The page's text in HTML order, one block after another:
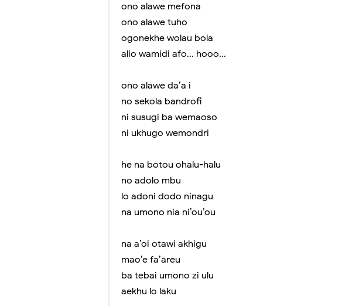
ono alawe mefona
ono alawe tuho
ogonekhe wolau bola
alio wamidi afo... hooo...
ono alawe da’a i
no sekola bandrofi
ni susugi ba wemaoso
ni ukhugo wemondri
he na botou ohalu-halu
no adolo mbu
lo adoni dodo ninagu
na umono nia ni’ou’ou
na a’oi otawi akhigu
mao’e fa’areu
ba tebai umono zi ulu
aekhu lo laku